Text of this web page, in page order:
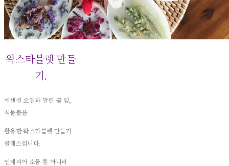
왁스타블렛 만들
기.
에센셜 오일과 말린 꽃 잎,
식물들을
활용한 왁스타블렛 만들기
클래스입니다.
인테리어 소품 뿐 아니라